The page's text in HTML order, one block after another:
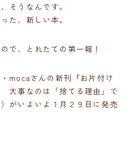
そうなんです。
た、新しい本。
で、とれたての第一報！
mocaさんの新刊『お片付け
大事なのは「捨てる理由」で
がいよいよ１月２９日に発売